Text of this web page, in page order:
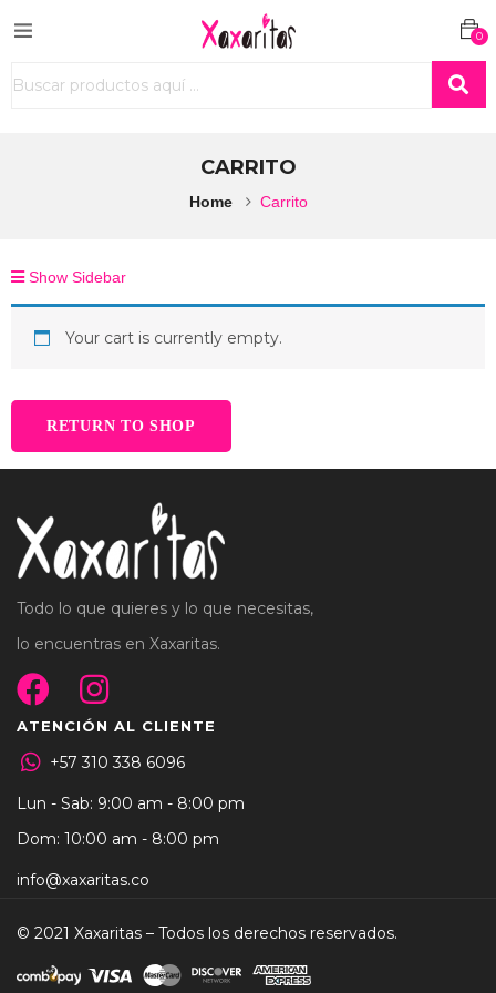
0
CARRITO
Home Carrito
Show Sidebar
Your cart is currently empty.
RETURN TO SHOP
Todo lo que quieres y lo que necesitas,
lo encuentras en Xaxaritas.
ATENCIÓN AL CLIENTE
+57 310 338 6096
Lun - Sab: 9:00 am - 8:00 pm
Dom: 10:00 am - 8:00 pm
info@xaxaritas.co
© 2021 Xaxaritas – Todos los derechos reservados.